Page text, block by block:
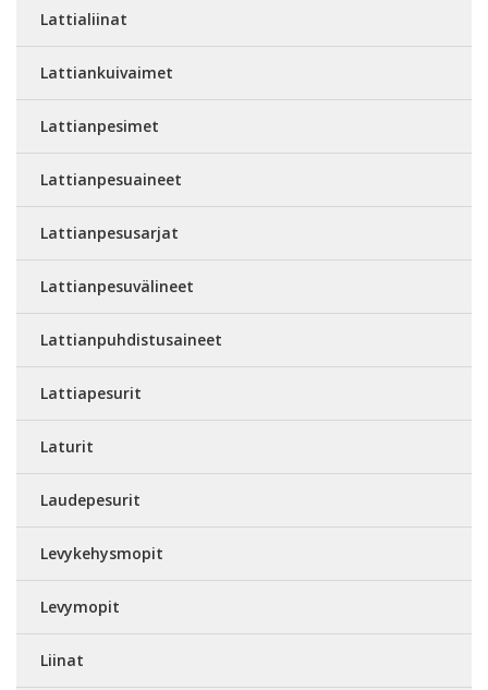
Lattialiinat
Lattiankuivaimet
Lattianpesimet
Lattianpesuaineet
Lattianpesusarjat
Lattianpesuvälineet
Lattianpuhdistusaineet
Lattiapesurit
Laturit
Laudepesurit
Levykehysmopit
Levymopit
Liinat